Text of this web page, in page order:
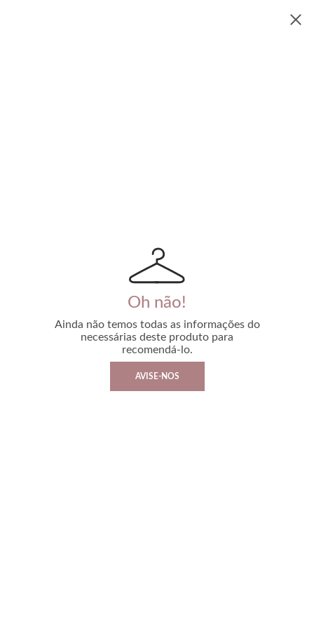
Oh não!
Ainda não temos todas as informações do
necessárias deste produto para
recomendá-lo.
AVISE-NOS